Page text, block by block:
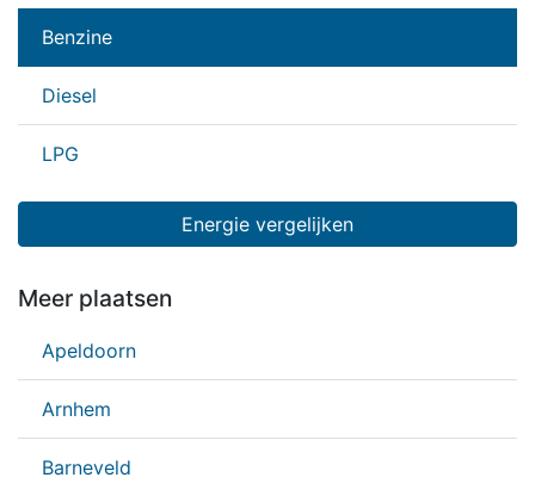
Benzine
Diesel
LPG
Energie vergelijken
Meer plaatsen
Apeldoorn
Arnhem
Barneveld